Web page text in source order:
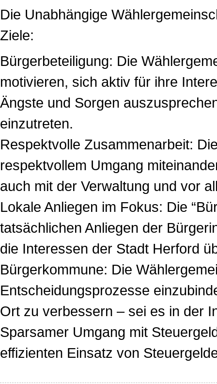
Die Unabhängige
Ziele:
Bürgerbeteiligung: Die
motivieren, sich aktiv für ihre
Ängste und Sorgen
einzutreten.
Respektvolle Zusammenarbeit:
respektvollem Umgang
auch mit der Verwaltung und vor
Lokale Anliegen im Fokus: Die
tatsächlichen Anliegen der
die Interessen der Stadt Herford
Bürgerkommune: Die
Entscheidungsprozesse
Ort zu verbessern – sei es in der
Sparsamer Umgang mit
effizienten Einsatz von